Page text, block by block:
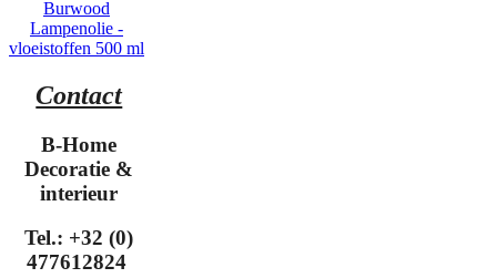
Burwood
Lampenolie -
vloeistoffen 500 ml
Contact
B-Home
Decoratie &
interieur
Tel.: +32 (0)
477612824